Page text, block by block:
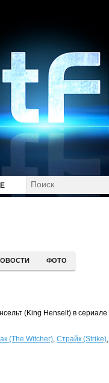
ФОТО
(King Henselt) в сериале
(The Witcher), Страйк (Strike),